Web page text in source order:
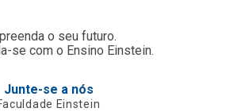
o seu futuro.
se com o Ensino Einstein.
Junte-se a nós
Einstein